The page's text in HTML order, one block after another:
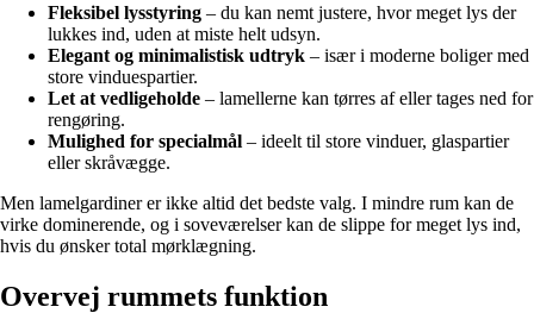
Fleksibel lysstyring – du kan nemt justere, hvor meget lys der
lukkes ind, uden at miste helt udsyn.
Elegant og minimalistisk udtryk – især i moderne boliger med
store vinduespartier.
Let at vedligeholde – lamellerne kan tørres af eller tages ned for
rengøring.
Mulighed for specialmål – ideelt til store vinduer, glaspartier
eller skråvægge.
Men lamelgardiner er ikke altid det bedste valg. I mindre rum kan de
virke dominerende, og i soveværelser kan de slippe for meget lys ind,
hvis du ønsker total mørklægning.
Overvej rummets funktion